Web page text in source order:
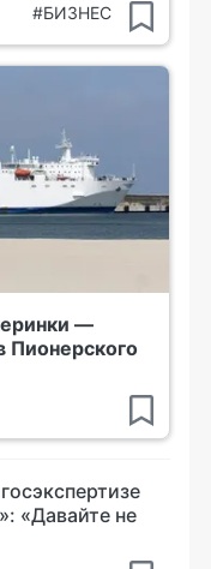
#БИЗНЕС
—
Пионерского
«Давайте не